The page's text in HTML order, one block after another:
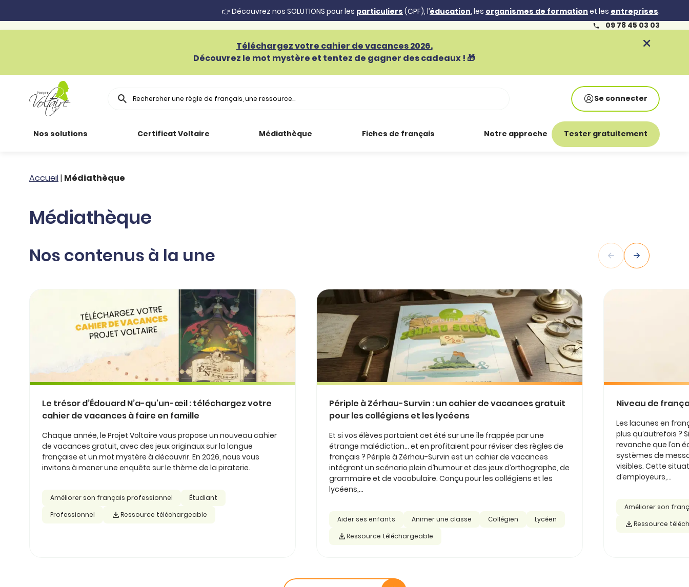
👉 Découvrez nos SOLUTIONS pour les particuliers (CPF), l’éducation, les organismes de formation et les entreprises.
09 78 45 03 03
Téléchargez votre cahier de vacances 2026.
Découvrez le mot mystère et tentez de gagner des cadeaux ! 🎁
Rechercher Se connecter
Nos solutions
Particuliers
Secteur public
Évaluer le niveau de ses
Certificat Voltaire Médiathèque
Toutes nos
Améliorer son
français
Animer une classe
Explorer la langue
Découvrir nos
ouvrages
Témoignages
Fiches de français
Conjugaison
Règle
Syntaxe
Notre approche Tester gratuitement
Accueil| Médiathèque
Médiathèque
Nos contenus à la une
Le trésor d’Édouard N’a-qu’un-œil : téléchargez votre
cahier de vacances à faire en famille
Chaque année, le Projet Voltaire vous propose un nouveau cahier
de vacances gratuit, avec des jeux originaux sur la langue
française et un mot mystère à découvrir. En 2026, nous vous
invitons à mener une enquête sur le thème de la piraterie.
Améliorer son français professionnel
Étudiant
Professionnel
Ressource téléchargeable
Périple à Zérhau-Survin : un cahier de vacances gratuit
pour les collégiens et les lycéens
Et si vos élèves partaient cet été sur une île frappée par une
étrange malédiction… et en profitaient pour réviser des règles de
français ? Périple à Zérhau-Survin est un cahier de vacances
intégrant un scénario plein d’humour et des jeux d’orthographe, de
grammaire et de vocabulaire. Conçu pour les collégiens et les
lycéens,...
Aider ses enfants Animer une classe Collégien
Lycéen
Ressource téléchargeable
Niveau de
Les lacunes en
plus qu’autrefois ?
revanche que l’on
systèmes de
visibles. Cette
d’employeurs,...
Améliorer son
Ressource